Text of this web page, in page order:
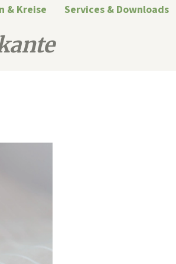
& Kreise Services & Downloads